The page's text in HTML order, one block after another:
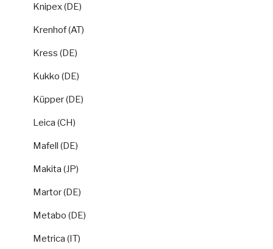
Knipex (DE)
Krenhof (AT)
Kress (DE)
Kukko (DE)
Küpper (DE)
Leica (CH)
Mafell (DE)
Makita (JP)
Martor (DE)
Metabo (DE)
Metrica (IT)